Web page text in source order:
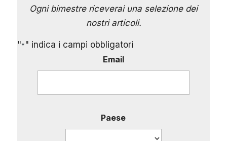
Ogni bimestre riceverai una selezione dei
nostri articoli.
"*" indica i campi obbligatori
Email
Paese